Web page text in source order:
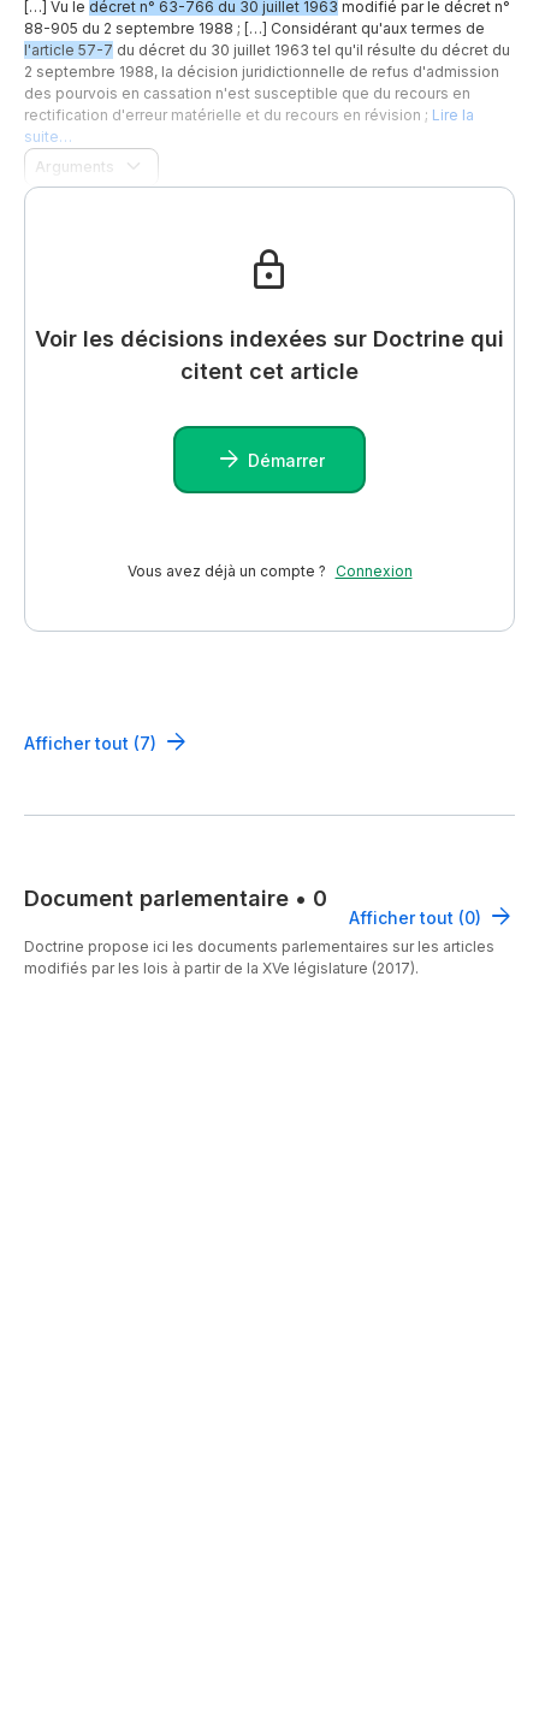
[…] Vu le décret n° 63-766 du 30 juillet 1963 modifié par le décret n°
88-905 du 2 septembre 1988 ; […] Considérant qu'aux termes de
l'article 57-7 du décret du 30 juillet 1963 tel qu'il résulte du décret du
2 septembre 1988, la décision juridictionnelle de refus d'admission
des pourvois en cassation n'est susceptible que du recours en
rectification d'erreur matérielle et du recours en révision ; Lire la
suite…
Arguments
Voir les décisions indexées sur Doctrine qui
citent cet article
Démarrer
Vous avez déjà un compte ? Connexion
Afficher tout (7)
Document parlementaire • 0
Afficher tout (0)
Doctrine propose ici les documents parlementaires sur les articles
modifiés par les lois à partir de la XVe législature (2017).